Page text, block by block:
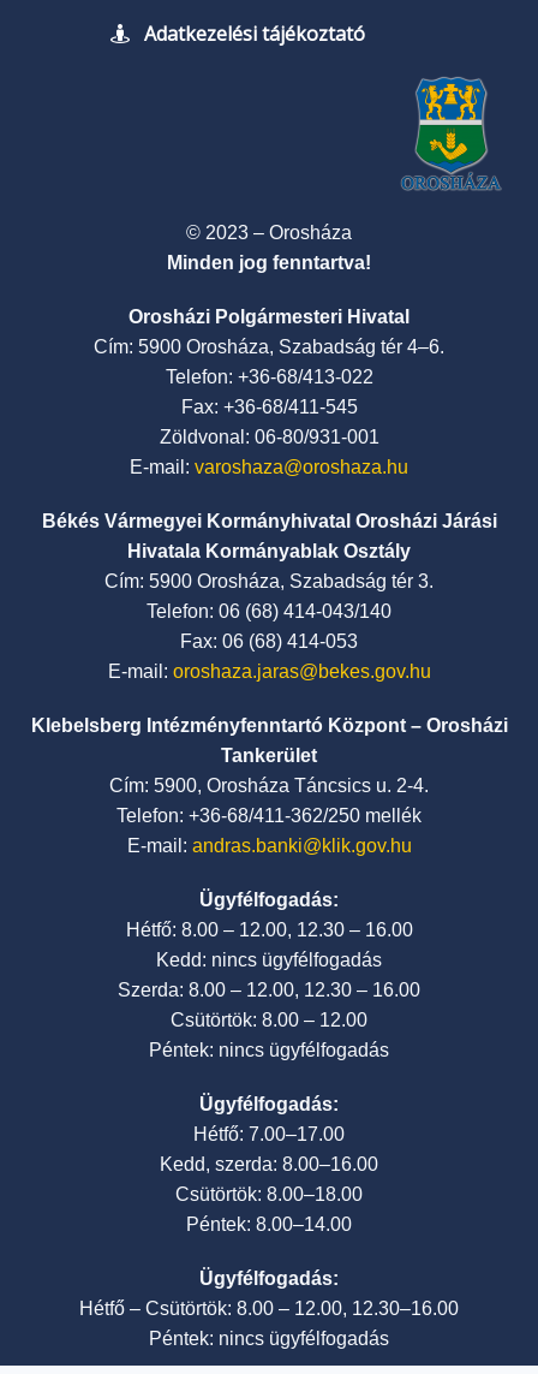
Adatkezelési tájékoztató
© 2023 – Orosháza
Minden jog fenntartva!
Orosházi Polgármesteri Hivatal
Cím: 5900 Orosháza, Szabadság tér 4–6.
Telefon: +36-68/413-022
Fax: +36-68/411-545
Zöldvonal: 06-80/931-001
E-mail: varoshaza@oroshaza.hu
Békés Vármegyei Kormányhivatal Orosházi Járási
Hivatala Kormányablak Osztály
Cím: 5900 Orosháza, Szabadság tér 3.
Telefon: 06 (68) 414-043/140
Fax: 06 (68) 414-053
E-mail: oroshaza.jaras@bekes.gov.hu
Klebelsberg Intézményfenntartó Központ – Orosházi
Tankerület
Cím: 5900, Orosháza Táncsics u. 2-4.
Telefon: +36-68/411-362/250 mellék
E-mail: andras.banki@klik.gov.hu
Ügyfélfogadás:
Hétfő: 8.00 – 12.00, 12.30 – 16.00
Kedd: nincs ügyfélfogadás
Szerda: 8.00 – 12.00, 12.30 – 16.00
Csütörtök: 8.00 – 12.00
Péntek: nincs ügyfélfogadás
Ügyfélfogadás:
Hétfő: 7.00–17.00
Kedd, szerda: 8.00–16.00
Csütörtök: 8.00–18.00
Péntek: 8.00–14.00
Ügyfélfogadás:
Hétfő – Csütörtök: 8.00 – 12.00, 12.30–16.00
Péntek: nincs ügyfélfogadás